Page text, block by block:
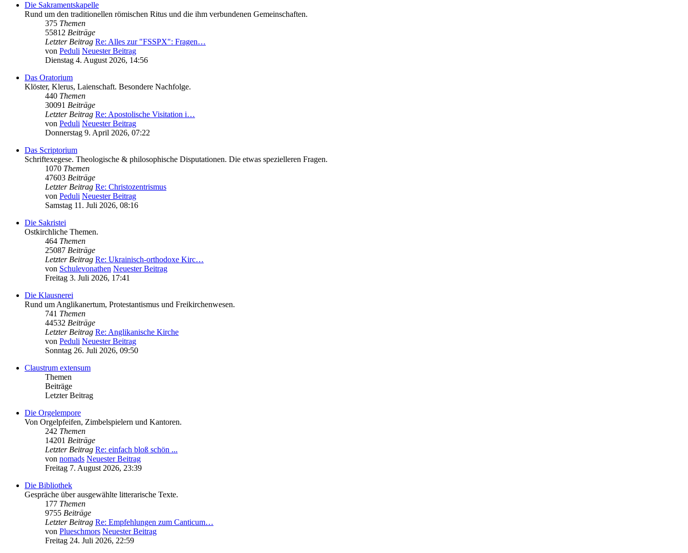
Die Sakramentskapelle
Rund um den traditionellen römischen Ritus und die ihm verbundenen Gemeinschaften.
375 Themen
55812 Beiträge
Letzter Beitrag Re: Alles zur "FSSPX": Fragen…
von Peduli Neuester Beitrag
Dienstag 4. August 2026, 14:56
Das Oratorium
Klöster, Klerus, Laienschaft. Besondere Nachfolge.
440 Themen
30091 Beiträge
Letzter Beitrag Re: Apostolische Visitation i…
von Peduli Neuester Beitrag
Donnerstag 9. April 2026, 07:22
Das Scriptorium
Schriftexegese. Theologische & philosophische Disputationen. Die etwas spezielleren Fragen.
1070 Themen
47603 Beiträge
Letzter Beitrag Re: Christozentrismus
von Peduli Neuester Beitrag
Samstag 11. Juli 2026, 08:16
Die Sakristei
Ostkirchliche Themen.
464 Themen
25087 Beiträge
Letzter Beitrag Re: Ukrainisch-orthodoxe Kirc…
von Schulevonathen Neuester Beitrag
Freitag 3. Juli 2026, 17:41
Die Klausnerei
Rund um Anglikanertum, Protestantismus und Freikirchenwesen.
741 Themen
44532 Beiträge
Letzter Beitrag Re: Anglikanische Kirche
von Peduli Neuester Beitrag
Sonntag 26. Juli 2026, 09:50
Claustrum extensum
Themen
Beiträge
Letzter Beitrag
Die Orgelempore
Von Orgelpfeifen, Zimbelspielern und Kantoren.
242 Themen
14201 Beiträge
Letzter Beitrag Re: einfach bloß schön ...
von nomads Neuester Beitrag
Freitag 7. August 2026, 23:39
Die Bibliothek
Gespräche über ausgewählte litterarische Texte.
177 Themen
9755 Beiträge
Letzter Beitrag Re: Empfehlungen zum Canticum…
von Plueschmors Neuester Beitrag
Freitag 24. Juli 2026, 22:59